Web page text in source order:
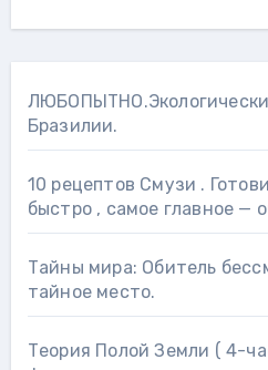
Бразилии.
10 рецептов Смузи .
быстро , самое главное —
Тайны мира: Обитель
тайное место.
Теория Полой Земли ( 4-